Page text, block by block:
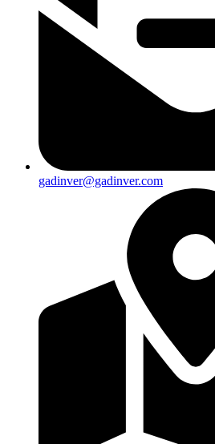
gadinver@gadinver.com